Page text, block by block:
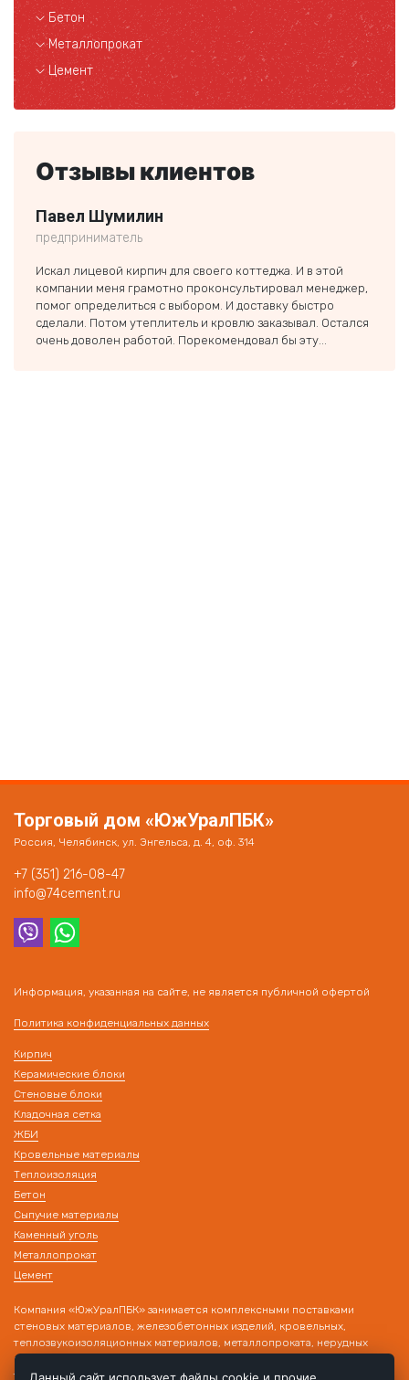
Бетон
Металлопрокат
Цемент
Отзывы клиентов
Павел Шумилин
предприниматель
Искал лицевой кирпич для своего коттеджа. И в этой
компании меня грамотно проконсультировал менеджер,
помог определиться с выбором. И доставку быстро
сделали. Потом утеплитель и кровлю заказывал. Остался
очень доволен работой. Порекомендовал бы эту...
Торговый дом «ЮжУралПБК»
Россия, Челябинск, ул. Энгельса, д. 4, оф. 314
+7 (351) 216-08-47
info@74cement.ru
Информация, указанная на сайте, не является публичной офертой
Политика конфиденциальных данных
Кирпич
Керамические блоки
Стеновые блоки
Кладочная сетка
ЖБИ
Кровельные материалы
Теплоизоляция
Бетон
Сыпучие материалы
Каменный уголь
Металлопрокат
Цемент
Компания «ЮжУралПБК» занимается комплексными поставками
стеновых материалов, железобетонных изделий, кровельных,
теплозвукоизоляционных материалов, металлопроката, нерудных
материалов на строительные объекты. Наличие собственного
транспорта и склада позволяет производить поставку товара в день